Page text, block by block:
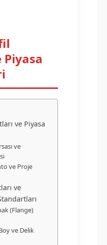
Piyasa
ve Piyasa
ve
ve Proje
ve
(Flange)
ve Delik